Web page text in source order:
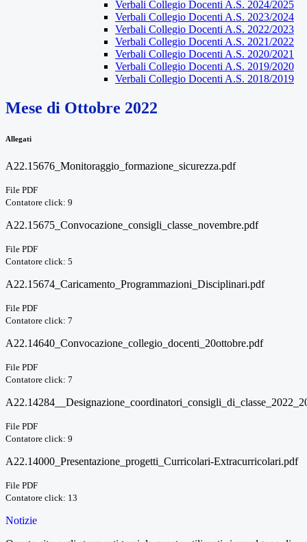
Verbali Collegio Docenti A.S. 2024/2025
Verbali Collegio Docenti A.S. 2023/2024
Verbali Collegio Docenti A.S. 2022/2023
Verbali Collegio Docenti A.S. 2021/2022
Verbali Collegio Docenti A.S. 2020/2021
Verbali Collegio Docenti A.S. 2019/2020
Verbali Collegio Docenti A.S. 2018/2019
Mese di Ottobre 2022
Allegati
A22.15676_Monitoraggio_formazione_sicurezza.pdf
File PDF
Contatore click: 9
A22.15675_Convocazione_consigli_classe_novembre.pdf
File PDF
Contatore click: 5
A22.15674_Caricamento_Programmazioni_Disciplinari.pdf
File PDF
Contatore click: 7
A22.14640_Convocazione_collegio_docenti_20ottobre.pdf
File PDF
Contatore click: 7
File PDF
Contatore click: 9
A22.14000_Presentazione_progetti_Curricolari-Extracurricolari.pdf
File PDF
Contatore click: 13
Notizie